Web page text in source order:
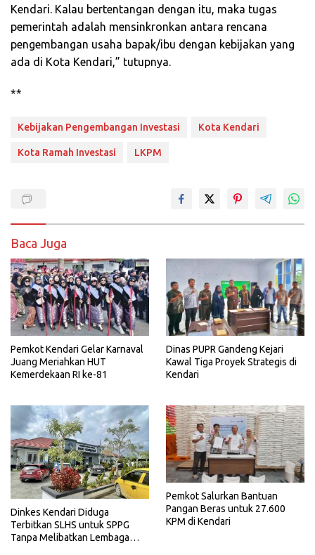
Kendari. Kalau bertentangan dengan itu, maka tugas
pemerintah adalah mensinkronkan antara rencana
pengembangan usaha bapak/ibu dengan kebijakan yang
ada di Kota Kendari,” tutupnya.
**
Kebijakan Pengembangan Investasi Kota Kendari
Kota Ramah Investasi LKPM
Baca Juga
Pemkot Kendari Gelar Karnaval
Juang Meriahkan HUT
Kemerdekaan RI ke-81
Dinas PUPR Gandeng Kejari
Kawal Tiga Proyek Strategis di
Kendari
Dinkes Kendari Diduga
Terbitkan SLHS untuk SPPG
Tanpa Melibatkan Lembaga
Pemkot Salurkan Bantuan
Pangan Beras untuk 27.600
KPM di Kendari